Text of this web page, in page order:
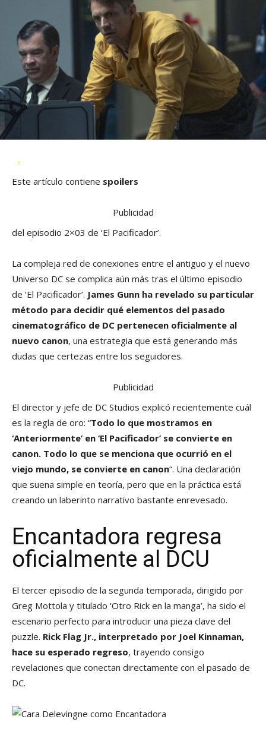
Este artículo contiene spoilers
Publicidad
del episodio 2×03 de ‘El Pacificador’.
La compleja red de conexiones entre el antiguo y el nuevo
Universo DC se complica aún más tras el último episodio
de ‘El Pacificador’. James Gunn ha revelado su particular
método para decidir qué elementos del pasado
cinematográfico de DC pertenecen oficialmente al
nuevo canon, una estrategia que está generando más
dudas que certezas entre los seguidores.
Publicidad
El director y jefe de DC Studios explicó recientemente cuál
es la regla de oro: “Todo lo que mostramos en
‘Anteriormente’ en ‘El Pacificador’ se convierte en
canon. Todo lo que se menciona que ocurrió en el
viejo mundo, se convierte en canon“. Una declaración
que suena simple en teoría, pero que en la práctica está
creando un laberinto narrativo bastante enrevesado.
Encantadora regresa
oficialmente al DCU
El tercer episodio de la segunda temporada, dirigido por
Greg Mottola y titulado ‘Otro Rick en la manga’, ha sido el
escenario perfecto para introducir una pieza clave del
puzzle. Rick Flag Jr., interpretado por Joel Kinnaman,
hace su esperado regreso, trayendo consigo
revelaciones que conectan directamente con el pasado de
DC.